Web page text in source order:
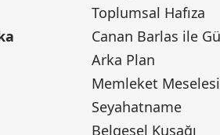
Toplumsal Hafıza
Arka Plan
Memleket Meselesi
Seyahatname
Belgesel Kuşağı